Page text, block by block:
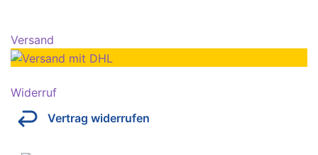
Versand
Widerruf
Vertrag widerrufen